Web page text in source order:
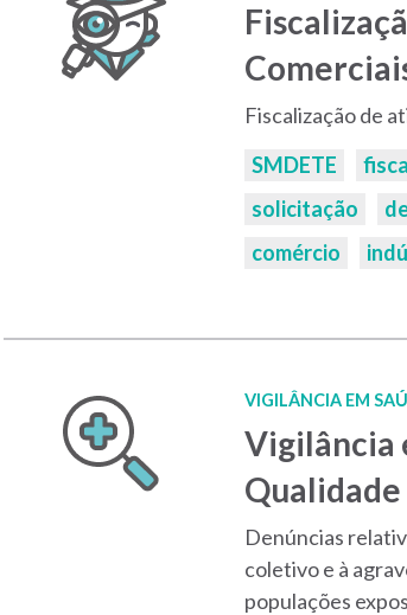
Fiscalização de
Palavras-
chaves:
SMDETE
solicitação
comércio
VIGILÂNCIA EM
Vigilância
Denúncias
coletivo e à
populações